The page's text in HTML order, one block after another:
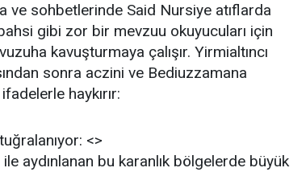
ve sohbetlerinde Said Nursiye atıflarda
gibi zor bir mevzuu okuyucuları için
kavuşturmaya çalışır. Yirmialtıncı
sonra aczini ve Bediuzzamana
haykırır:
<>
ile aydınlanan bu karanlık bölgelerde büyük